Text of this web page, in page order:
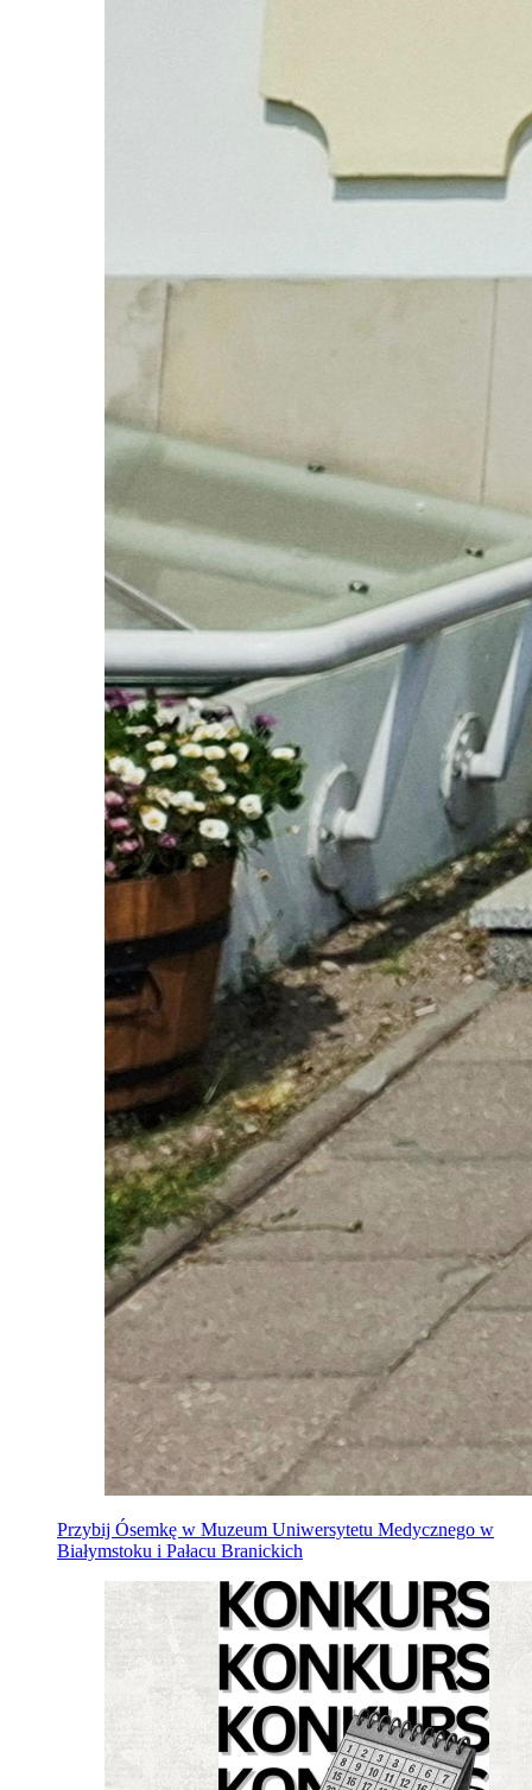
Przybij Ósemkę w Muzeum Uniwersytetu Medycznego w
Białymstoku i Pałacu Branickich